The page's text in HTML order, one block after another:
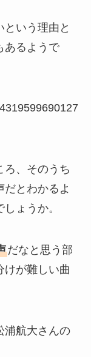
いう理由と
あるようで
ろ、そのうち
とわかるよ
ょうか。
だなと思う部
けが難しい曲
浦航大さんの